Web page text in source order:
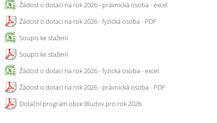
Žádost o dotaci na rok 2026 - právnická osoba - excel
Žádost o dotaci na rok 2026 - fyzická osoba - PDF
Soupis ke stažení
Soupis ke stažení
Žádost o dotaci na rok 2026 - fyzická osoba - excel
Žádost o dotaci na rok 2026 - právnická osoba - PDF
Dotační program obce Bludov pro rok 2026